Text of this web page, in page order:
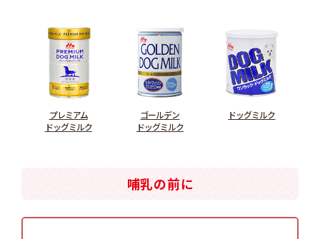
プレミアム
ドッグミルク
ゴールデン
ドッグミルク
ドッグミルク
哺乳の前に